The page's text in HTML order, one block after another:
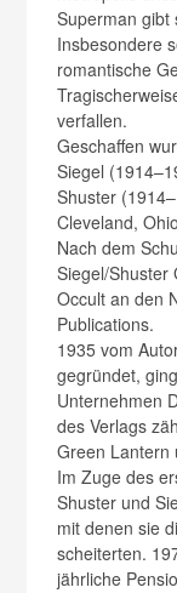
Superman gibt
Insbesondere
romantische
verfallen.
Geschaffen
Siegel
Shuster
Cleveland,
Nach dem
Siegel/Shuster
Occult an den
Publications.
1935 vom
gegründet,
Unternehmen
des Verlags
Green Lantern
Im Zuge des
Shuster und
mit denen sie
scheiterten.
jährliche